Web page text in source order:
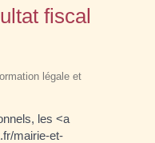
fiscal
légale et
les <a
mairie-et-